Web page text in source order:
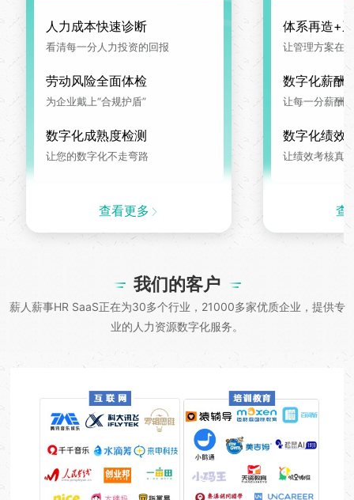
人力成本快速诊断
看清每一分人力投资的回报
劳动风险全面体检
为企业戴上“合规护盾”
数字化成熟度检测
让您的数字化不走弯路
查看更多
体系再造+
让管理方案在
数字化薪酬
让每一分薪酬
数字化绩效
让绩效考核真
查
我们的客户
薪人薪事HR SaaS正在为30多个行业，21000多家优质企业，提供专
业的人力资源数字化服务。